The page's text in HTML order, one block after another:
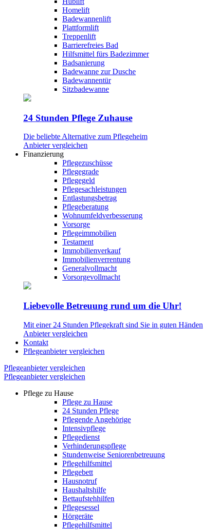
Homelift
Badewannenlift
Plattformlift
Treppenlift
Barrierefreies Bad
Hilfsmittel fürs Badezimmer
Badsanierung
Badewanne zur Dusche
Badewannentür
Sitzbadewanne
24 Stunden Pflege Zuhause
Die beliebte Alternative zum Pflegeheim
Anbieter vergleichen
Finanzierung
Pflegezuschüsse
Pflegegrade
Pflegegeld
Pflegesachleistungen
Entlastungsbetrag
Pflegeberatung
Wohnumfeldverbesserung
Vorsorge
Pflegeimmobilien
Testament
Immobilienverkauf
Immobilienverrentung
Generalvollmacht
Vorsorgevollmacht
Liebevolle Betreuung rund um die Uhr!
Mit einer 24 Stunden Pflegekraft sind Sie in guten Händen
Anbieter vergleichen
Kontakt
Pflegeanbieter vergleichen
Pflegeanbieter vergleichen
Pflegeanbieter vergleichen
Pflege zu Hause
Pflege zu Hause
24 Stunden Pflege
Pflegende Angehörige
Intensivpflege
Pflegedienst
Verhinderungspflege
Stundenweise Seniorenbetreuung
Pflegehilfsmittel
Pflegebett
Hausnotruf
Haushaltshilfe
Bettaufstehhilfen
Pflegesessel
Hörgeräte
Pflegehilfsmittel